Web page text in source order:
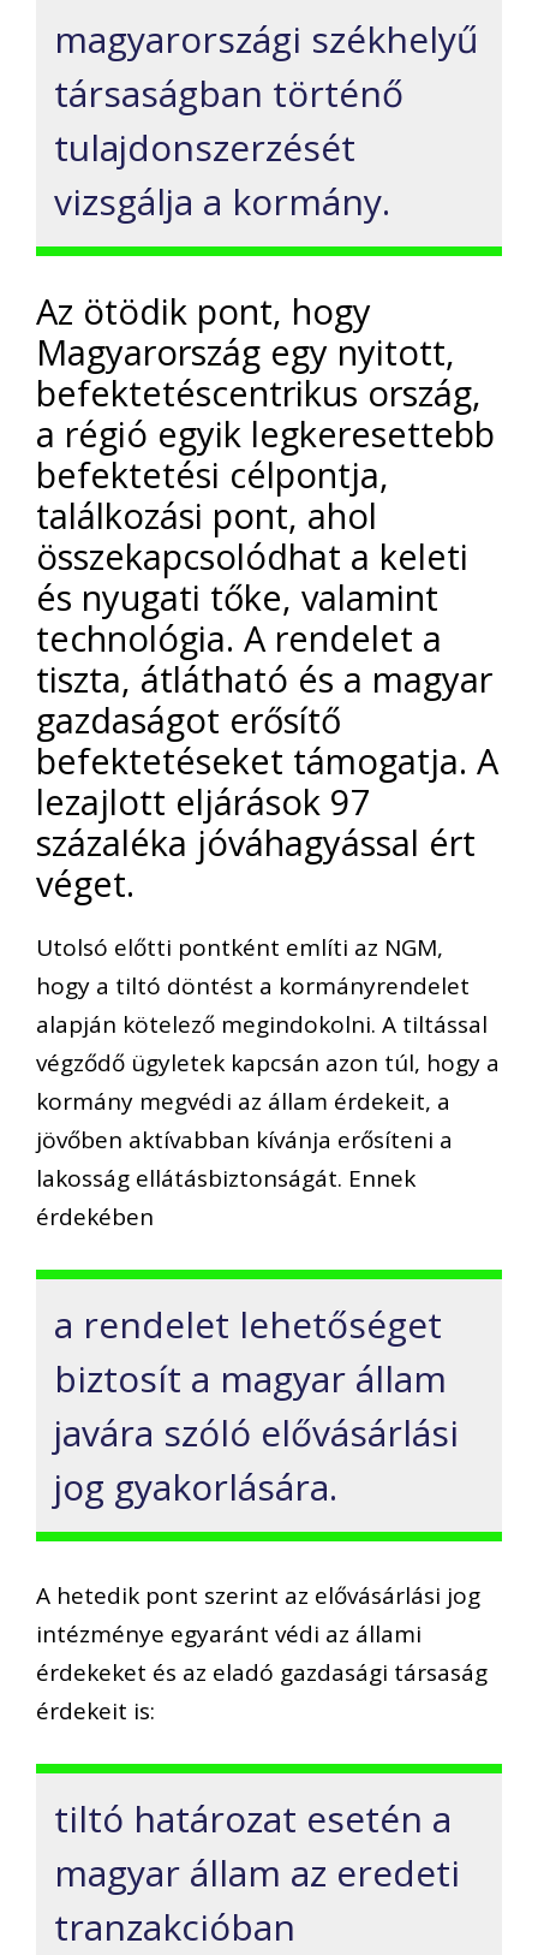
magyarországi székhelyű
társaságban történő
tulajdonszerzését
vizsgálja a kormány.
Az ötödik pont, hogy
Magyarország egy nyitott,
befektetéscentrikus ország,
a régió egyik legkeresettebb
befektetési célpontja,
találkozási pont, ahol
összekapcsolódhat a keleti
és nyugati tőke, valamint
technológia. A rendelet a
tiszta, átlátható és a magyar
gazdaságot erősítő
befektetéseket támogatja. A
lezajlott eljárások 97
százaléka jóváhagyással ért
véget.
Utolsó előtti pontként említi az NGM,
hogy a tiltó döntést a kormányrendelet
alapján kötelező megindokolni. A tiltással
végződő ügyletek kapcsán azon túl, hogy a
kormány megvédi az állam érdekeit, a
jövőben aktívabban kívánja erősíteni a
lakosság ellátásbiztonságát. Ennek
érdekében
a rendelet lehetőséget
biztosít a magyar állam
javára szóló elővásárlási
jog gyakorlására.
A hetedik pont szerint az elővásárlási jog
intézménye egyaránt védi az állami
érdekeket és az eladó gazdasági társaság
érdekeit is:
tiltó határozat esetén a
magyar állam az eredeti
tranzakcióban